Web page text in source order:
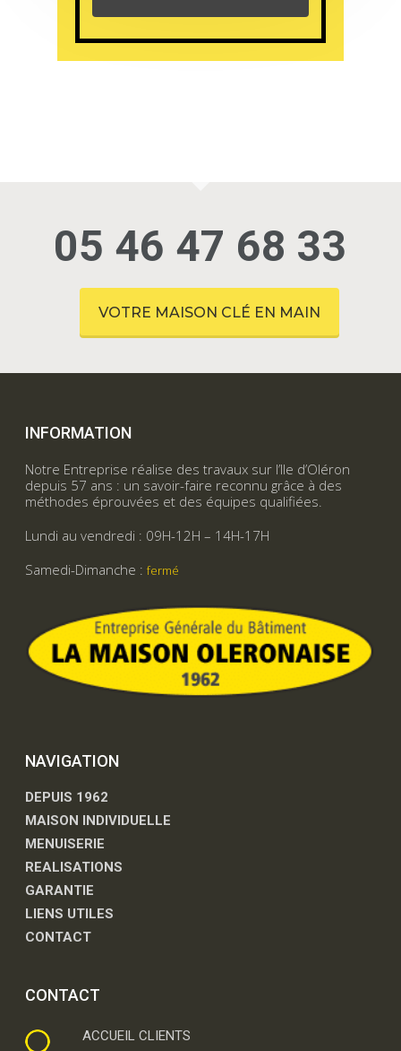
05 46 47 68 33
VOTRE MAISON CLÉ EN MAIN
INFORMATION
Notre Entreprise réalise des travaux sur l’Ile d’Oléron
depuis 57 ans : un savoir-faire reconnu grâce à des
méthodes éprouvées et des équipes qualifiées.
Lundi au vendredi : 09H-12H – 14H-17H
Samedi-Dimanche : fermé
NAVIGATION
DEPUIS 1962
MAISON INDIVIDUELLE
MENUISERIE
REALISATIONS
GARANTIE
LIENS UTILES
CONTACT
CONTACT
ACCUEIL CLIENTS